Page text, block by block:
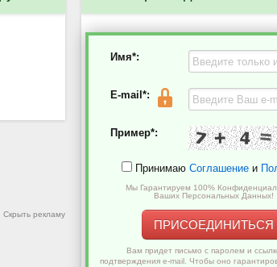
Скрыть рекламу
Имя*:
E-mail*:
Пример*:
Принимаю Соглашениеи
Мы Гарантируем 100%
Ваших Персональных Данных!
ПРИСОЕДИНИТЬСЯ
Вам придет письмо с паролем и
подтверждения e-mail. Чтобы оно